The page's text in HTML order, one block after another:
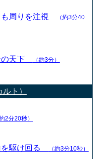
も周りを注視
（約3分40
の天下 （約3分）
ト）
約2分20秒）
を駆け回る （約3分10秒）